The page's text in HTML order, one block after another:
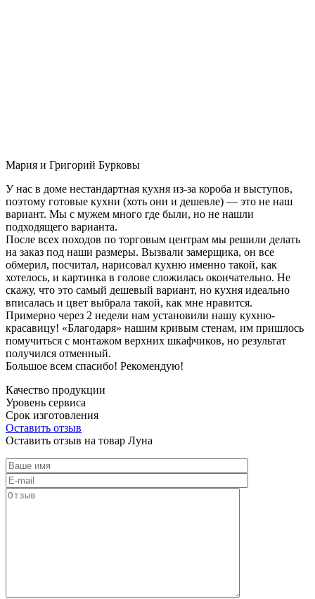
Мария и Григорий Бурковы
У нас в доме нестандартная кухня из-за короба и выступов,
поэтому готовые кухни (хоть они и дешевле) — это не наш
вариант. Мы с мужем много где были, но не нашли
подходящего варианта.
После всех походов по торговым центрам мы решили делать
на заказ под наши размеры. Вызвали замерщика, он все
обмерил, посчитал, нарисовал кухню именно такой, как
хотелось, и картинка в голове сложилась окончательно. Не
скажу, что это самый дешевый вариант, но кухня идеально
вписалась и цвет выбрала такой, как мне нравится.
Примерно через 2 недели нам установили нашу кухню-
красавицу! «Благодаря» нашим кривым стенам, им пришлось
помучиться с монтажом верхних шкафчиков, но результат
получился отменный.
Большое всем спасибо! Рекомендую!
Качество продукции
Уровень сервиса
Срок изготовления
Оставить отзыв
Оставить отзыв на товар Луна